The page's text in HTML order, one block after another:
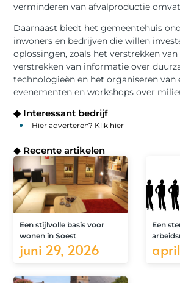
verminderen van afvalproductie
Daarnaast biedt het gemeentehuis
inwoners en bedrijven die willen
oplossingen, zoals het verstrekken van
verstrekken van informatie over
technologieën en het organiseren van
evenementen en workshops over
◆ Interessant bedrijf
Hier adverteren? Klik hier
◆ Recente artikelen
Een stijlvolle basis voor
wonen in Soest
juni 29, 2026
Een